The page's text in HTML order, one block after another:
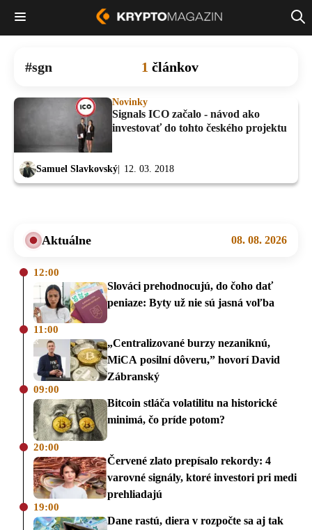
sgn 1 článkov
Novinky
Signals ICO začalo - návod ako
investovať do tohto českého projektu
Samuel Slavkovský 12. 03. 2018
Aktuálne 08. 08. 2026
12:00
Slováci prehodnocujú, do čoho dať
peniaze: Byty už nie sú jasná voľba
11:00
„Centralizované burzy nezaniknú,
MiCA posilní dôveru,” hovorí David
Zábranský
09:00
Bitcoin stláča volatilitu na historické
minimá, čo príde potom?
20:00
Červené zlato prepísalo rekordy: 4
varovné signály, ktoré investori pri medi
prehliadajú
19:00
Dane rastú, diera v rozpočte sa aj tak